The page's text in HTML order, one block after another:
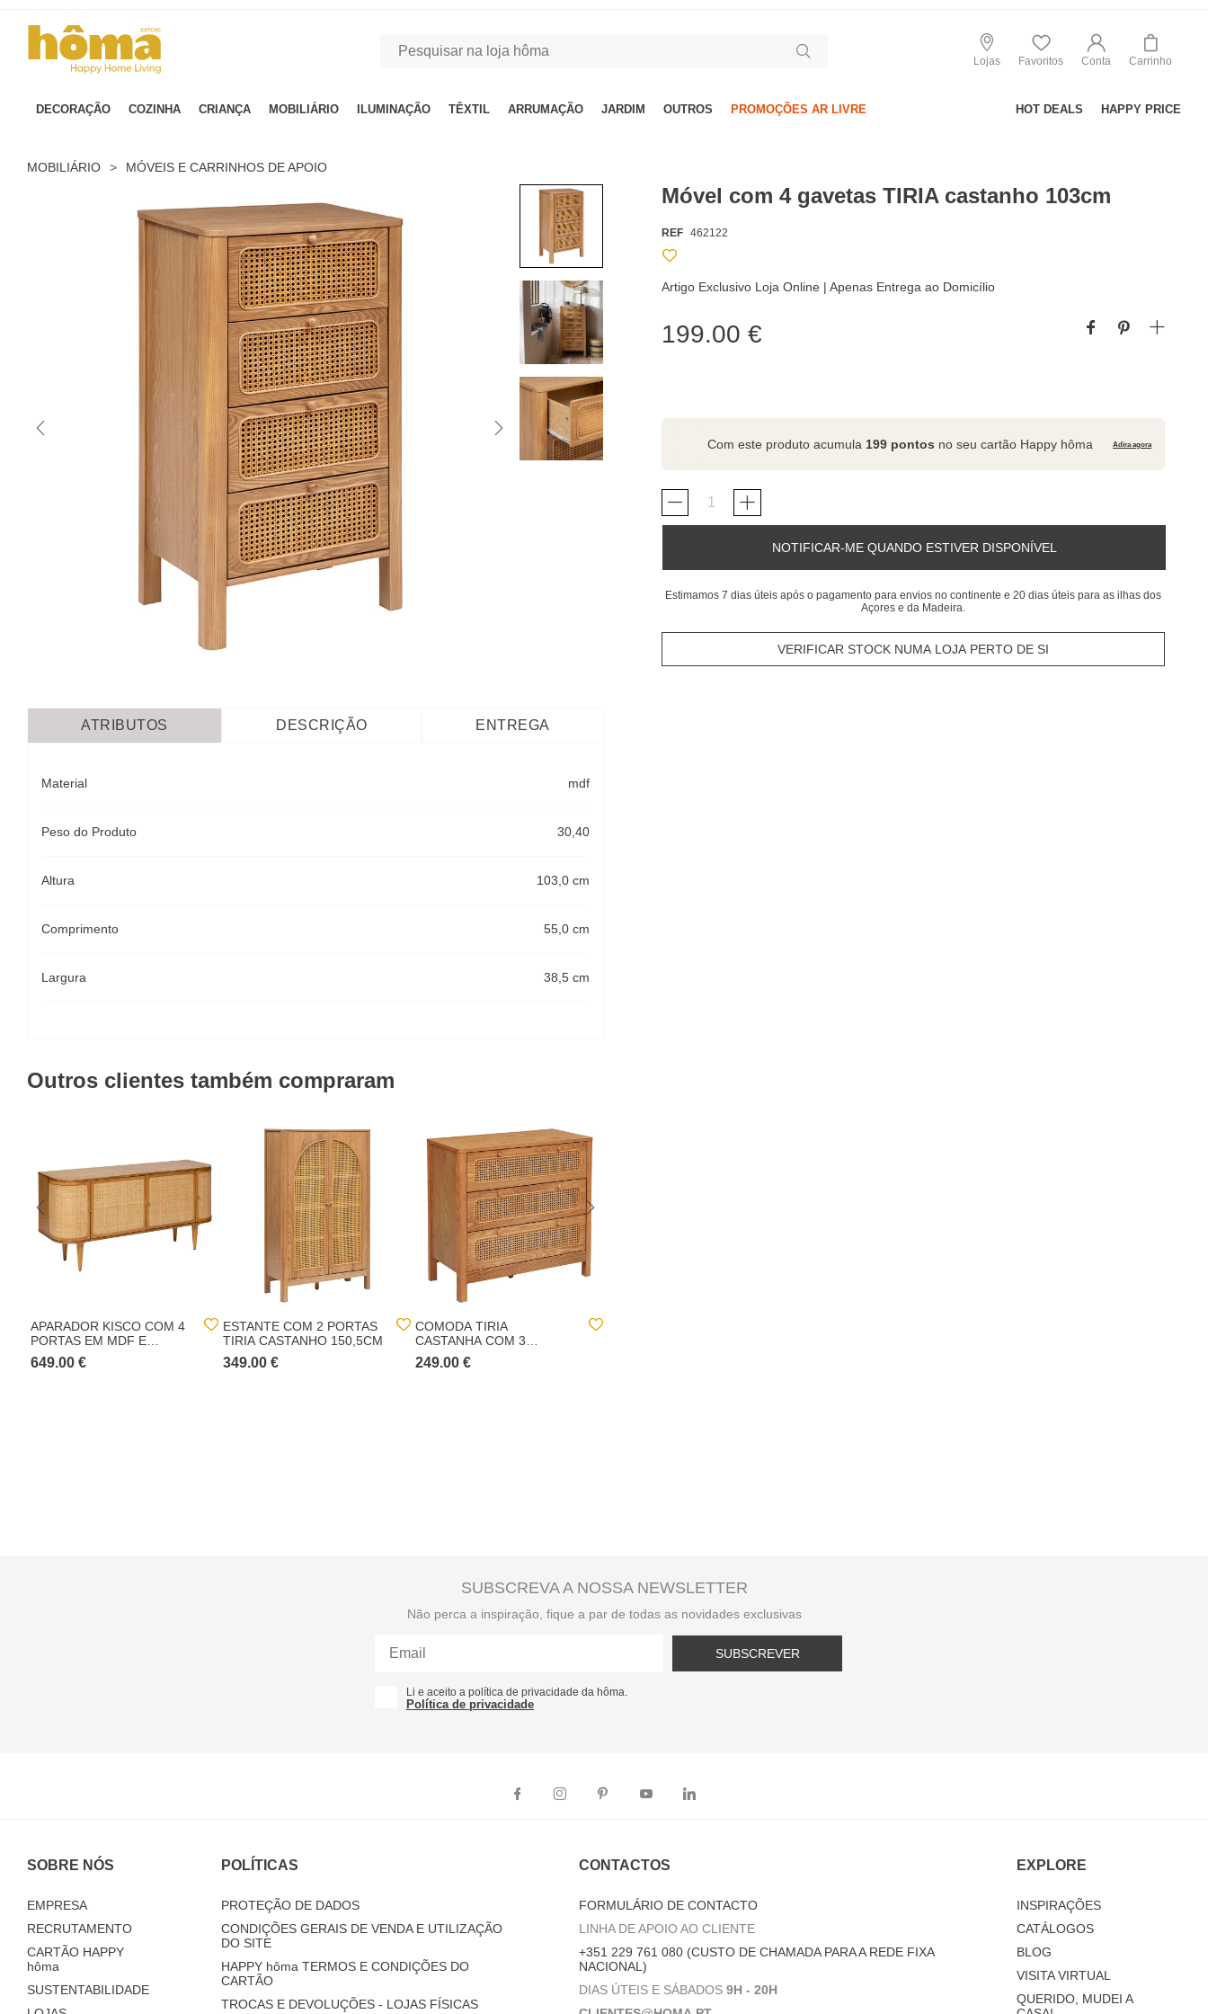
Lojas Favoritos Conta Carrinho
DECORAÇÃO COZINHA CRIANÇA MOBILIÁRIO ILUMINAÇÃO TÊXTIL ARRUMAÇÃO JARDIM OUTROS PROMOÇÕES AR LIVRE HOT DEALS HAPPY PRICE
MOBILIÁRIO > MÓVEIS E CARRINHOS DE APOIO
Móvel com 4 gavetas TIRIA castanho 103cm
REF 462122
Artigo Exclusivo Loja Online | Apenas Entrega ao Domicílio
199.00 €
Com este produto acumula 199 pontos no seu cartão Happy hôma Adira agora
NOTIFICAR-ME QUANDO ESTIVER DISPONÍVEL
Estimamos 7 dias úteis após o pagamento para envios no continente e 20 dias úteis para as ilhas dos
Açores e da Madeira.
VERIFICAR STOCK NUMA LOJA PERTO DE SI
ATRIBUTOS DESCRIÇÃO ENTREGA
Material mdf
Peso do Produto 30,40
Altura 103,0 cm
Comprimento 55,0 cm
Largura 38,5 cm
Outros clientes também compraram
APARADOR KISCO COM 4
PORTAS EM MDF E
RATTAN
649.00 €
ESTANTE COM 2 PORTAS
TIRIA CASTANHO 150,5CM
349.00 €
COMODA TIRIA
CASTANHA COM 3
GAVETAS
249.00 €
SUBSCREVA A NOSSA NEWSLETTER
Não perca a inspiração, fique a par de todas as novidades exclusivas
SUBSCREVER
Li e aceito a política de privacidade da hôma.
Política de privacidade
SOBRE NÓS
EMPRESA
RECRUTAMENTO
CARTÃO HAPPY
hôma
SUSTENTABILIDADE
POLÍTICAS
PROTEÇÃO DE DADOS
CONDIÇÕES GERAIS DE VENDA E UTILIZAÇÃO
DO SITE
HAPPY hôma TERMOS E CONDIÇÕES DO
CARTÃO
TROCAS E DEVOLUÇÕES - LOJAS FÍSICAS
CONTACTOS
FORMULÁRIO DE CONTACTO
LINHA DE APOIO AO CLIENTE
+351 229 761 080 (CUSTO DE CHAMADA PARA A REDE FIXA
NACIONAL)
DIAS ÚTEIS E SÁBADOS 9H - 20H
EXPLORE
INSPIRAÇÕES
CATÁLOGOS
BLOG
VISITA VIRTUAL
QUERIDO, MUDEI A